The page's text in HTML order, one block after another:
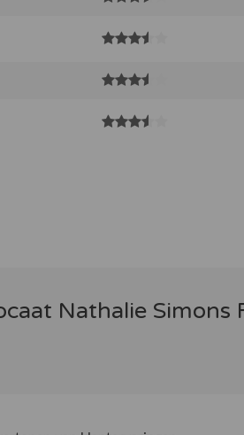
Nathalie Simons